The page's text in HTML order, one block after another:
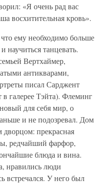
«Я очень рад вас
восхитительная кровь».
ему необходимо больше
научиться танцевать.
Вертхаймер,
антикварами,
писал Сарджент
в галерее Тэйта). Флеминг
для себя мир, о
и не подозревал. Дом
прекрасная
редчайший фарфор,
блюда и вина.
нравились люди
встречался. У него был